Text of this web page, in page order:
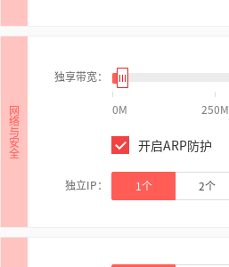
网
络
与
安
全
独享带宽：
0M 250M
开启ARP防护
独立IP： 1个 2个